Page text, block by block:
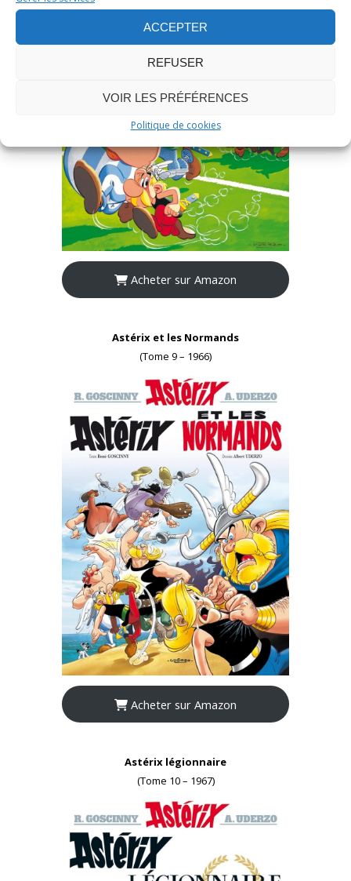
ACCEPTER
REFUSER
VOIR LES PRÉFÉRENCES
Politique de cookies
Acheter sur Amazon
Astérix et les Normands
(Tome 9 – 1966)
Acheter sur Amazon
Astérix légionnaire
(Tome 10 – 1967)